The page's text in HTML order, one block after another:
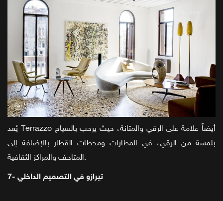
يُعد Terrazzo أيضاً علامة على الرقي والمتانة، حيث يرحب بالسياح
بلمسة من الرقي، في المطارات ومحطات القطار بالإضافة إلى
المتاحف والمراكز الثقافية.
7- تيرازو في التصميم الداخلي